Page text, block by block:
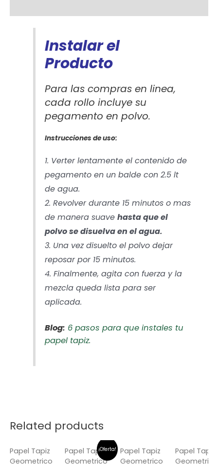
Instalar el
Producto
Para las compras en linea,
cada rollo incluye su
pegamento en polvo.
Instrucciones de uso:
1. Verter lentamente el contenido de
pegamento en un balde con 2.5 lt
de agua.
2. Revolver durante 15 minutos o mas
de manera suavehasta que el
polvo se disuelva en el agua.
3. Una vez disuelto el polvo dejar
reposar por 15 minutos.
4. Finalmente, agita con fuerza y la
mezcla queda lista para ser
aplicada.
Blog: 6 pasos para que instales tu
papel tapiz.
Related products
Papel Tapiz
Geometrico
¡Oferta!
Papel Tapiz
Geometrico
Papel Tapiz
Geometrico
Papel Tapiz
Geometrico